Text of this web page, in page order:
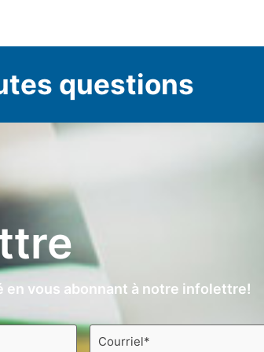
questions
vous abonnant à notre infolettre!
Courriel